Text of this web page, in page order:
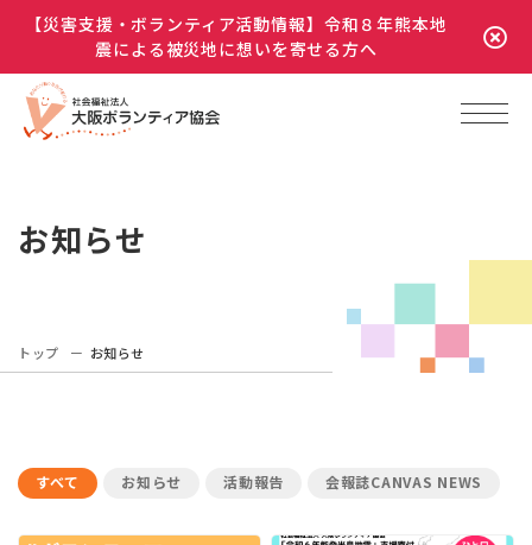
【災害支援・ボランティア活動情報】令和８年熊本地
震による被災地に想いを寄せる方へ
お知らせ
トップ お知らせ
すべて お知らせ 活動報告 会報誌CANVAS NEWS